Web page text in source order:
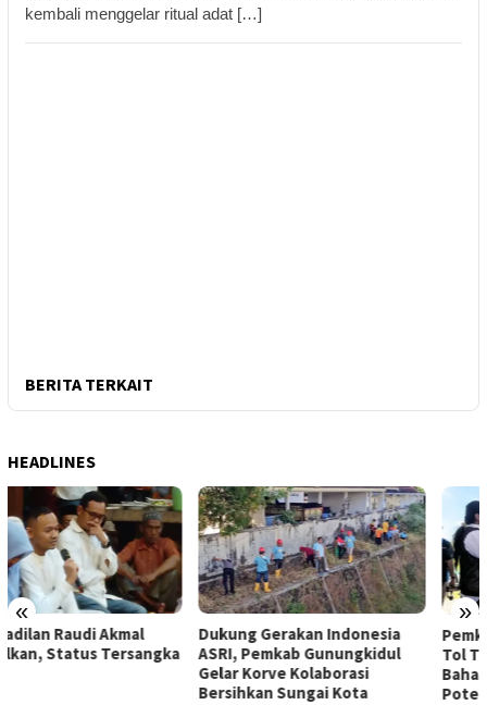
kembali menggelar ritual adat […]
BERITA TERKAIT
HEADLINES
« »
Dukung Gerakan Indonesia
ASRI, Pemkab Gunungkidul
Pemkab Gunungkidul Dorong
Tol Tembus Nglanggeran,
Bahas Akses Jalan hingga
Potensi Pariwisata